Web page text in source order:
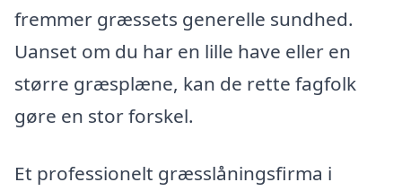
fremmer græssets generelle sundhed.
Uanset om du har en lille have eller en
større græsplæne, kan de rette fagfolk
gøre en stor forskel.
Et professionelt græsslåningsfirma i